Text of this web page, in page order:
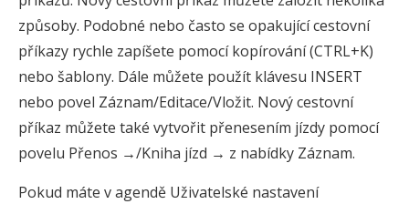
způsoby. Podobné nebo často se opakující cestovní
příkazy rychle zapíšete pomocí kopírování (CTRL+K)
nebo šablony. Dále můžete použít klávesu INSERT
nebo povel Záznam/Editace/Vložit. Nový cestovní
příkaz můžete také vytvořit přenesením jízdy pomocí
povelu Přenos →/Kniha jízd → z nabídky Záznam.
Pokud máte v agendě Uživatelské nastavení